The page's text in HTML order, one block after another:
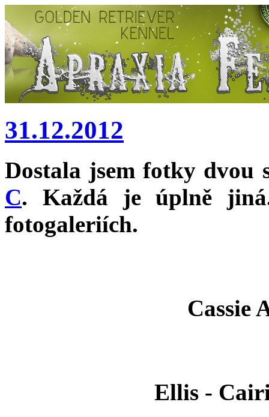
31.12.2012
Dostala jsem fotky dvou
C. Každá je úplně
fotogaleriích.
Cassie
Ellis -